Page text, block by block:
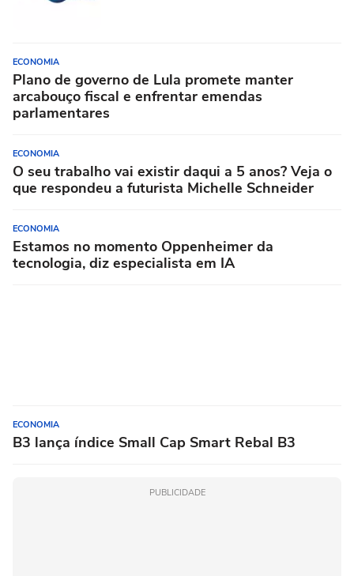
ECONOMIA
Plano de governo de Lula promete manter
arcabouço fiscal e enfrentar emendas
parlamentares
ECONOMIA
O seu trabalho vai existir daqui a 5 anos? Veja o
que respondeu a futurista Michelle Schneider
ECONOMIA
Estamos no momento Oppenheimer da
tecnologia, diz especialista em IA
ECONOMIA
B3 lança índice Small Cap Smart Rebal B3
PUBLICIDADE